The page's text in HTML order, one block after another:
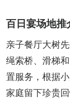
百日宴场地
亲子餐厅大树
绳索桥、滑梯
置服务，根据
家庭留下珍贵回